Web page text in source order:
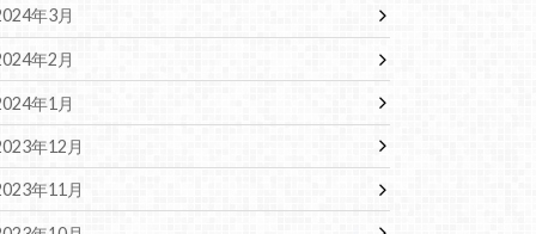
年3月
年2月
年1月
年12月
年11月